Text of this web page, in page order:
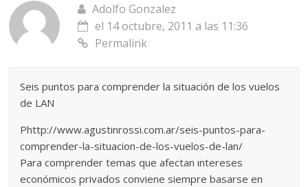
Adolfo Gonzalez
el 14 octubre, 2011 a las 11:36
Permalink
Seis puntos para comprender la situación de los vuelos
de LAN
Phttp://www.agustinrossi.com.ar/seis-puntos-para-
comprender-la-situacion-de-los-vuelos-de-lan/
Para comprender temas que afectan intereses
económicos privados conviene siempre basarse en